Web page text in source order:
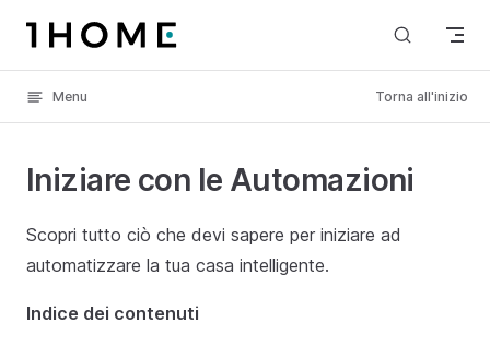
Skip to content
Menu Torna all'inizio
Iniziare con le Automazioni
Scopri tutto ciò che devi sapere per iniziare ad
automatizzare la tua casa intelligente.
Indice dei contenuti